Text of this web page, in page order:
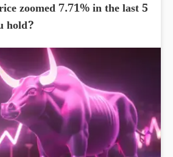
zoomed 7.71% in the last 5
hold?